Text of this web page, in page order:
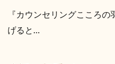
『カウンセリングこころ
げると…